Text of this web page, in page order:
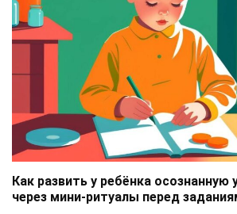
Как развить у ребёнка осознанную
через мини-ритуалы перед